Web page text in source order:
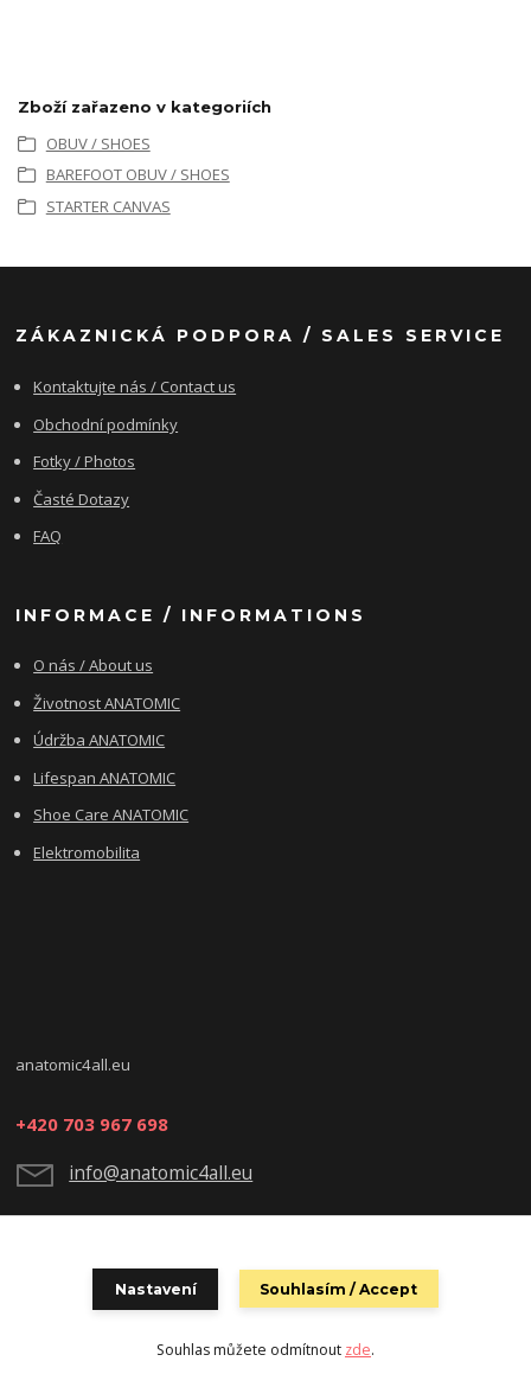
Zboží zařazeno v kategoriích
OBUV / SHOES
BAREFOOT OBUV / SHOES
STARTER CANVAS
ZÁKAZNICKÁ PODPORA / SALES SERVICE
Kontaktujte nás / Contact us
Obchodní podmínky
Fotky / Photos
Časté Dotazy
FAQ
INFORMACE / INFORMATIONS
O nás / About us
Životnost ANATOMIC
Údržba ANATOMIC
Lifespan ANATOMIC
Shoe Care ANATOMIC
Elektromobilita
anatomic4all.eu
+420 703 967 698
info@anatomic4all.eu
Vytvořeno na Eshop-rychle.cz
Nastavení Souhlasím / Accept
Souhlas můžete odmítnout zde.